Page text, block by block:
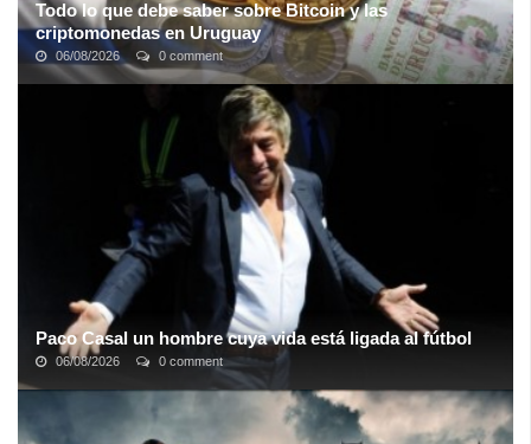
Todo lo que debe saber sobre Bitcoin y las
criptomonedas en Uruguay
06/08/2026 0 comment
Guía de lo más importante a la hora de operar o comerciar con
monedas digitales en Uruguay, así como de la adopción de la
tecnología Blockchain.
Paco Casal un hombre cuya vida está ligada al fútbol
06/08/2026 0 comment
Francisco “Paco” Casal es sin lugar a dudas uno de los referentes
más importantes del fútbol sudamericano, por su destacada labor
como intermediario ...